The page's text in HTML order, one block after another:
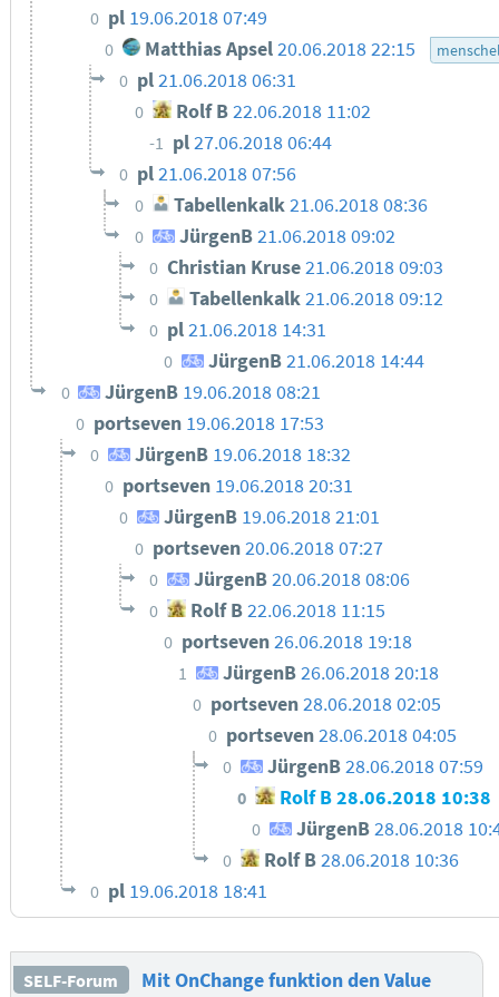
0 pl 19.06.2018 07:49
0 Matthias Apsel20.06.2018 22:15
0 pl21.06.2018 06:31
0 Rolf B22.06.2018 11:02
-1 pl27.06.2018 06:44
0 pl21.06.2018 07:56
0 Tabellenkalk21.06.2018 08:36
0 JürgenB 21.06.2018 09:02
0 Christian Kruse21.06.2018 09:03
0 Tabellenkalk 21.06.2018 09:12
0 pl21.06.2018 14:31
0 JürgenB21.06.2018 14:44
0 JürgenB 19.06.2018 08:21
0 portseven 19.06.2018 17:53
0 JürgenB 19.06.2018 18:32
0 portseven 19.06.2018 20:31
0 JürgenB 19.06.2018 21:01
0 portseven20.06.2018 07:27
0 JürgenB20.06.2018 08:06
0 Rolf B22.06.2018 11:15
0 portseven26.06.2018 19:18
1 JürgenB26.06.2018 20:18
0 portseven28.06.2018 02:05
0 portseven28.06.2018 04:05
0 JürgenB28.06.2018 07:59
0 Rolf B 28.06.2018 10:38
0 JürgenB28.06.2018
0 Rolf B28.06.2018 10:36
0 pl 19.06.2018 18:41
SELF-Forum
Mit OnChange funktion den Value